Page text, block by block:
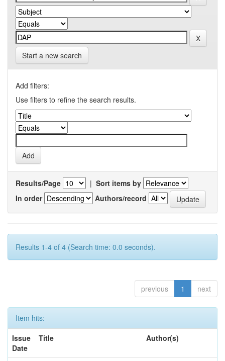
Start a new search
Add filters:
Use filters to refine the search results.
Results/Page | Sort items by
In order
Authors/record
Results 1-4 of 4 (Search time: 0.0 seconds).
previous 1 next
Item hits:
Issue
Date
Title Author(s)